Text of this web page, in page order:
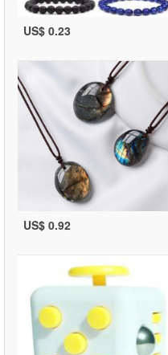
US$ 0.23
US$ 0.92